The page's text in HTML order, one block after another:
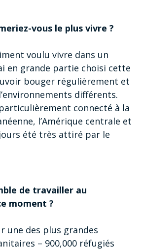
vous le plus vivre ?
voulu vivre dans un
en grande partie choisi cette
bouger régulièrement et
différents.
connecté à la
l’Amérique centrale et
été très attiré par le
de travailler au
moment ?
une des plus grandes
– 900,000 réfugiés